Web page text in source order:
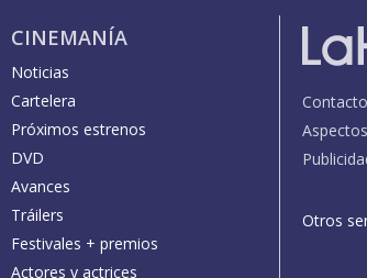
CINEMANÍA
Noticias
Cartelera
Próximos estrenos
DVD
Avances
Tráilers
Festivales + premios
Actores y actrices
Contacto
Otros